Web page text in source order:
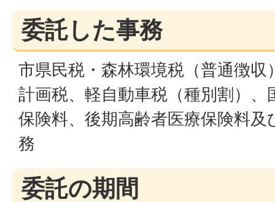
委託した事務
市県民税・森林環境税（普通徴収
計画税、軽自動車税（種別割）、
保険料、後期高齢者医療保険料
務
委託の期間